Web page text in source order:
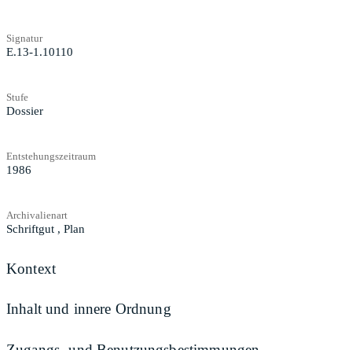
Signatur
E.13-1.10110
Stufe
Dossier
Entstehungszeitraum
1986
Archivalienart
Schriftgut , Plan
Kontext
Inhalt und innere Ordnung